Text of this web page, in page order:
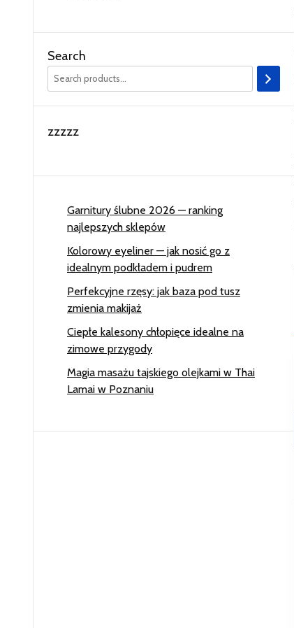
Search
zzzzz
Garnitury ślubne 2026 — ranking
najlepszych sklepów
Kolorowy eyeliner — jak nosić go z
idealnym podkładem i pudrem
Perfekcyjne rzęsy: jak baza pod tusz
zmienia makijaż
Ciepłe kalesony chłopięce idealne na
zimowe przygody
Magia masażu tajskiego olejkami w Thai
Lamai w Poznaniu